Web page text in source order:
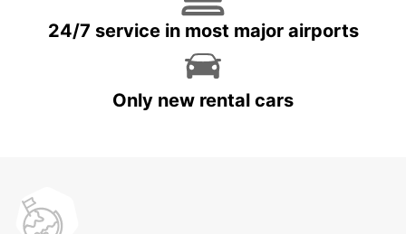
24/7 service in most major airports
Only new rental cars